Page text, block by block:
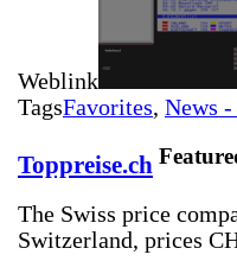
Weblink
TagsFavorites, News
Toppreise.ch
The Swiss price
Switzerland, prices